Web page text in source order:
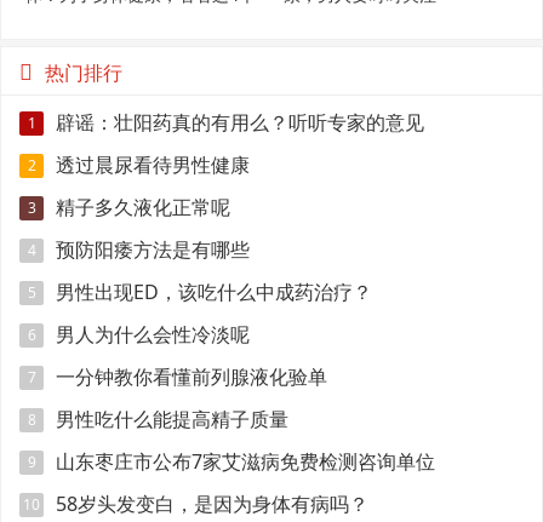
热门排行
1 辟谣：壮阳药真的有用么？听听专家的意见
2 透过晨尿看待男性健康
3 精子多久液化正常呢
4 预防阳痿方法是有哪些
5 男性出现ED，该吃什么中成药治疗？
6 男人为什么会性冷淡呢
7 一分钟教你看懂前列腺液化验单
8 男性吃什么能提高精子质量
9 山东枣庄市公布7家艾滋病免费检测咨询单位
10 58岁头发变白，是因为身体有病吗？